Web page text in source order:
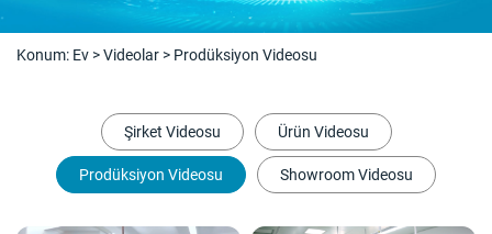
Konum: Ev >Videolar > Prodüksiyon Videosu
Şirket Videosu Ürün Videosu
Prodüksiyon Videosu Showroom Videosu